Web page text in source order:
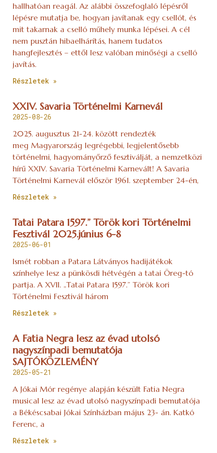
hallhatóan reagál. Az alábbi összefoglaló lépésről
lépésre mutatja be, hogyan javítanak egy csellót, és
mit takarnak a cselló műhely munka lépései. A cél
nem pusztán hibaelhárítás, hanem tudatos
hangfejlesztés – ettől lesz valóban minőségi a cselló
javítás.
Részletek »
XXIV. Savaria Történelmi Karnevál
2025-08-26
2025. augusztus 21-24. között rendezték
meg Magyarország legrégebbi, legjelentősebb
történelmi, hagyományőrző fesztiválját, a nemzetközi
hírű XXIV. Savaria Történelmi Karnevált! A Savaria
Történelmi Karnevál először 1961. szeptember 24-én,
Részletek »
Tatai Patara 1597.” Török kori Történelmi
Fesztivál 2025.június 6-8
2025-06-01
Ismét robban a Patara Látványos hadijátékok
színhelye lesz a pünkösdi hétvégén a tatai Öreg-tó
partja. A XVII. „Tatai Patara 1597.” Török kori
Történelmi Fesztivál három
Részletek »
A Fatia Negra lesz az évad utolsó
nagyszínpadi bemutatója
SAJTÓKÖZLEMÉNY
2025-05-21
A Jókai Mór regénye alapján készült Fatia Negra
musical lesz az évad utolsó nagyszínpadi bemutatója
a Békéscsabai Jókai Színházban május 23- án. Katkó
Ferenc, a
Részletek »